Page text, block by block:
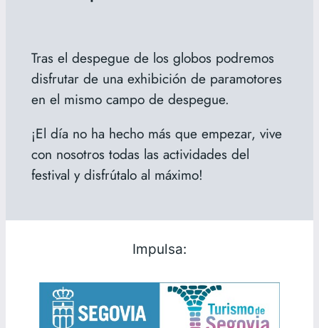
Tras el despegue de los globos podremos
disfrutar de una exhibición de paramotores
en el mismo campo de despegue.
¡El día no ha hecho más que empezar, vive
con nosotros todas las actividades del
festival y disfrútalo al máximo!
Impulsa: